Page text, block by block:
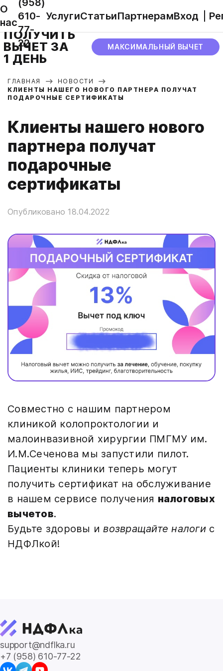
О
нас
610-
77-
22
УслугиСтатьиПартнерамВход
ПОЛУЧИТЬ
ВЫЧЕТ ЗА
1 ДЕНЬ
МАКСИМАЛЬНЫЙ ВЫЧЕТ
ГЛАВНАЯ
НОВОСТИ
КЛИЕНТЫ НАШЕГО НОВОГО ПАРТНЕРА ПОЛУЧАТ
ПОДАРОЧНЫЕ СЕРТИФИКАТЫ
Клиенты нашего нового
партнера получат
подарочные
сертификаты
Опубликовано 18.04.2022
Совместно с нашим партнером
клиникой колопроктологии и
малоинвазивной хирургии ПМГМУ им.
И.М.Сеченова мы запустили пилот.
Пациенты клиники теперь могут
получить сертификат на обслуживание
в нашем сервисе получения налоговых
вычетов.
Будьте здоровы ивозвращайте налогис
НДФЛкой!
support@ndflka.ru
+7 (958) 610-77-22